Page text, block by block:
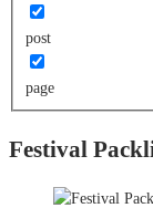
post
page
Festival